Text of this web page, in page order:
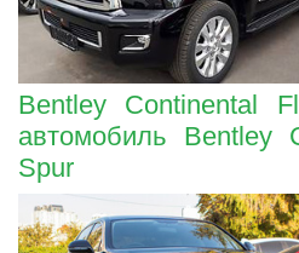
Bentley Continental
автомобиль Bentley
Spur